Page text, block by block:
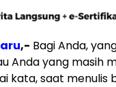
,- Bagi Anda,
Anda yang masih
kata, saat menulis